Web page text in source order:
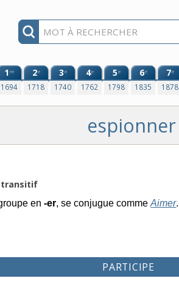
1re
1694
2e
1718
3e
1740
4e
1762
5e
1798
6e
1835
7e
1878
espionner
transitif
en-er, se conjugue commeAimer.
PARTICIPE